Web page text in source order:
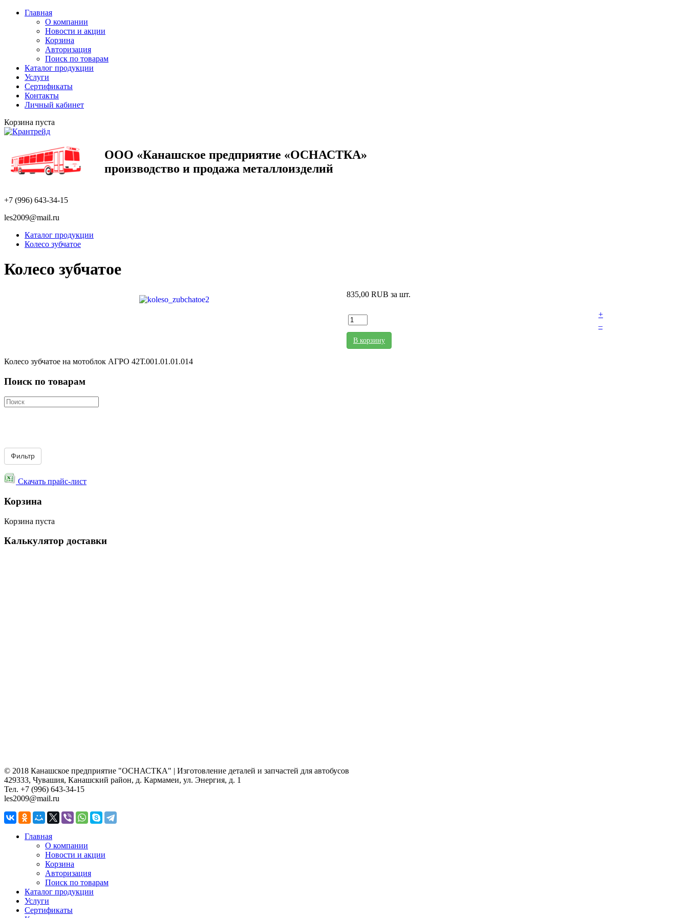
Главная
О компании
Новости и акции
Корзина
Авторизация
Поиск по товарам
Каталог продукции
Услуги
Сертификаты
Контакты
Личный кабинет
Корзина пуста
ООО «Канашское предприятие «ОСНАСТКА»
производство и продажа металлоизделий
+7 (996) 643-34-15
les2009@mail.ru
Каталог продукции
Колесо зубчатое
Колесо зубчатое
835,00 RUB за шт.
+
–
В корзину
Колесо зубчатое на мотоблок АГРО 42Т.001.01.01.014
Поиск по товарам
Скачать прайс-лист
Корзина
Корзина пуста
Калькулятор доставки
© 2018 Канашское предприятие "ОСНАСТКА" | Изготовление деталей и запчастей для автобусов
429333, Чувашия, Канашский район, д. Кармамеи, ул. Энергия, д. 1
Тел. +7 (996) 643-34-15
les2009@mail.ru
Главная
О компании
Новости и акции
Корзина
Авторизация
Поиск по товарам
Каталог продукции
Услуги
Сертификаты